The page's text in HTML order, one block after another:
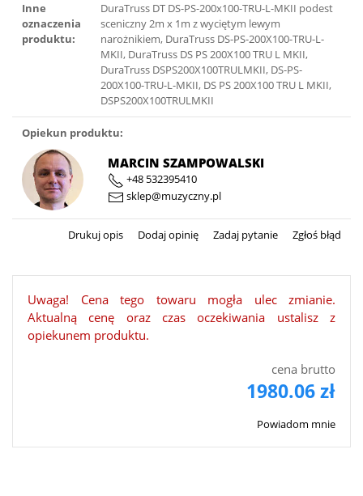
Inne
oznaczenia
produktu:
DuraTruss DT DS-PS-200x100-TRU-L-MKII podest
sceniczny 2m x 1m z wyciętym lewym
narożnikiem, DuraTruss DS-PS-200X100-TRU-L-
MKII, DuraTruss DS PS 200X100 TRU L MKII,
DuraTruss DSPS200X100TRULMKII, DS-PS-
200X100-TRU-L-MKII, DS PS 200X100 TRU L MKII,
DSPS200X100TRULMKII
Opiekun produktu:
MARCIN SZAMPOWALSKI
+48 532395410
sklep@muzyczny.pl
Drukuj opis Dodaj opinię Zadaj pytanie Zgłoś błąd
Uwaga! Cena tego towaru mogła ulec zmianie.
Aktualną cenę oraz czas oczekiwania ustalisz z
opiekunem produktu.
cena brutto
1980.06 zł
Powiadom mnie